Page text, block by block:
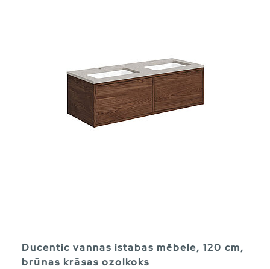
Ducentic vannas istabas mēbele, 120 cm,
brūnas krāsas ozolkoks